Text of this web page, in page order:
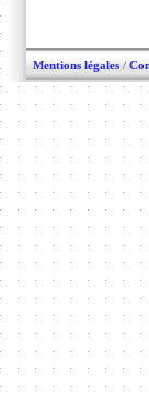
Mentions légales /